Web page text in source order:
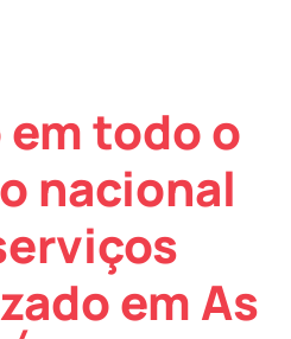
todo o
nacional
em As